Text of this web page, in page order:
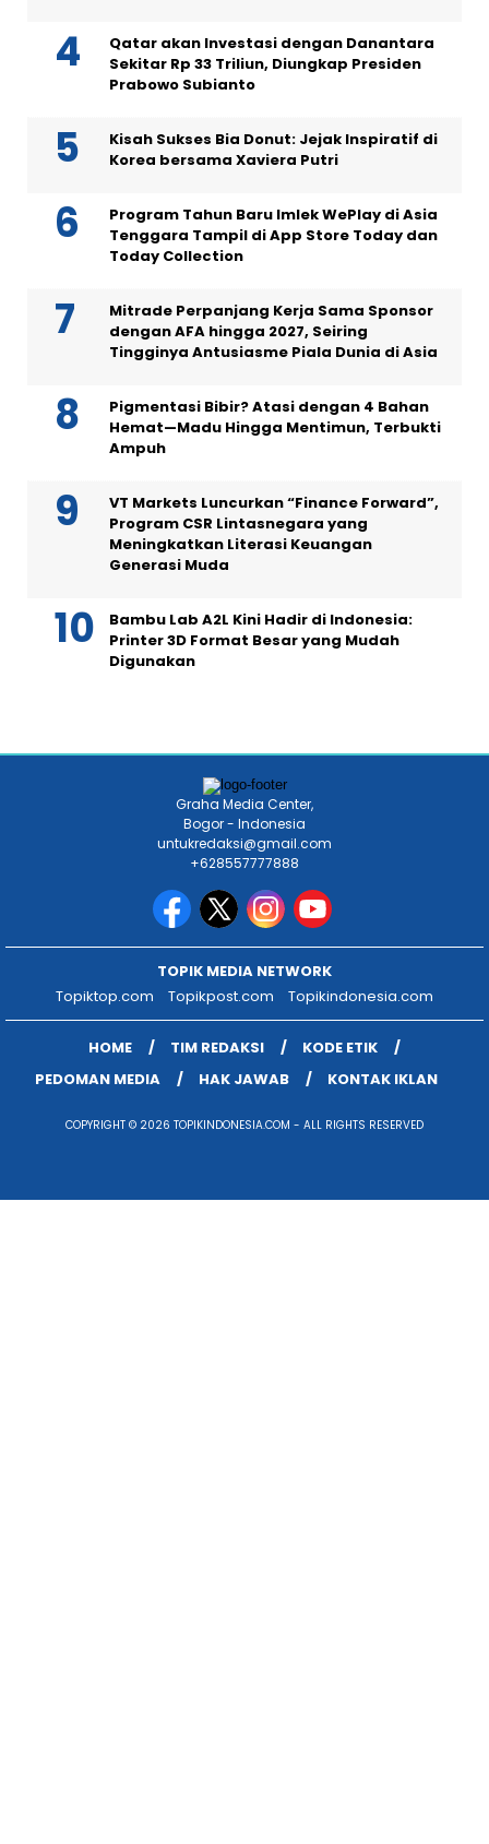
Qatar akan Investasi dengan Danantara
Sekitar Rp 33 Triliun, Diungkap Presiden
Prabowo Subianto
Kisah Sukses Bia Donut: Jejak Inspiratif di
Korea bersama Xaviera Putri
Program Tahun Baru Imlek WePlay di Asia
Tenggara Tampil di App Store Today dan
Today Collection
Mitrade Perpanjang Kerja Sama Sponsor
dengan AFA hingga 2027, Seiring
Tingginya Antusiasme Piala Dunia di Asia
Pigmentasi Bibir? Atasi dengan 4 Bahan
Hemat—Madu Hingga Mentimun, Terbukti
Ampuh
VT Markets Luncurkan “Finance Forward”,
Program CSR Lintasnegara yang
Meningkatkan Literasi Keuangan
Generasi Muda
Bambu Lab A2L Kini Hadir di Indonesia:
Printer 3D Format Besar yang Mudah
Digunakan
Graha Media Center,
Bogor - Indonesia
untukredaksi@gmail.com
+628557777888
TOPIK MEDIA NETWORK
Topiktop.com
Topikpost.com Topikindonesia.com
HOME TIM REDAKSI
KODE ETIK
PEDOMAN MEDIA
HAK JAWAB KONTAK IKLAN
COPYRIGHT © 2026 TOPIKINDONESIA.COM - ALL RIGHTS RESERVED